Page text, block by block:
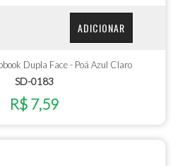
ADICIONAR
Dupla Face - Poá Azul Claro
SD-0183
R$ 7,59